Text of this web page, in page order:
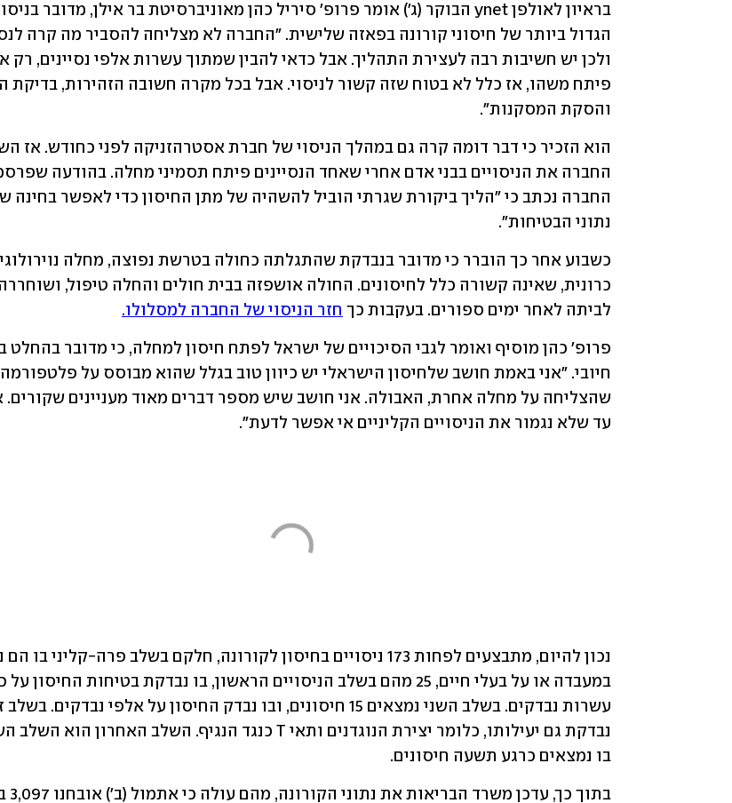
והסקת המסקנות".
נתוני הבטיחות".
כשבוע אחר כך הוברר כי מדובר בנבדקת שהתגלתה כחולה בטרשת נפוצה
לביתה לאחר ימים ספורים. בעקבות כך חזר הניסוי של החברה למסלולו.
עד שלא נגמור את הניסויים הקליניים אי אפשר לדעת".
בו נמצאים כרגע תשעה חיסונים.